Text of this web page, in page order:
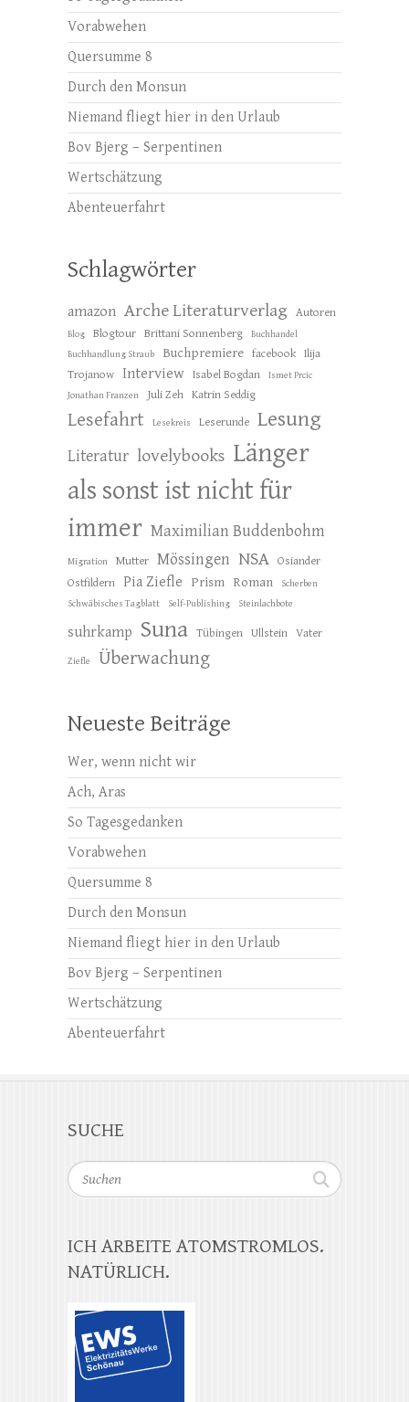
Vorabwehen
Quersumme 8
Durch den Monsun
Niemand fliegt hier in den Urlaub
Bov Bjerg – Serpentinen
Wertschätzung
Abenteuerfahrt
Schlagwörter
amazon Arche Literaturverlag Autoren
Blog Blogtour Brittani Sonnenberg
Buchhandel
Buchhandlung Straub
Buchpremiere facebook Ilija
Trojanow
Interview Isabel Bogdan
Ismet Prcic
Jonathan Franzen
Juli Zeh Katrin Seddig
Lesefahrt Lesekreis Leserunde Lesung
Literatur lovelybooks Länger
als sonst ist nicht für
immer Maximilian Buddenbohm
Migration Mutter Mössingen NSA Osiander
Ostfildern Pia Ziefle Prism Roman
Scherben
Schwäbisches Tagblatt
Self-Publishing Steinlachbote
suhrkamp Suna Tübingen Ullstein Vater
Ziefle Überwachung
Neueste Beiträge
Wer, wenn nicht wir
Ach, Aras
So Tagesgedanken
Vorabwehen
Quersumme 8
Durch den Monsun
Niemand fliegt hier in den Urlaub
Bov Bjerg – Serpentinen
Wertschätzung
Abenteuerfahrt
SUCHE
Suchen
ICH ARBEITE ATOMSTROMLOS.
NATÜRLICH.